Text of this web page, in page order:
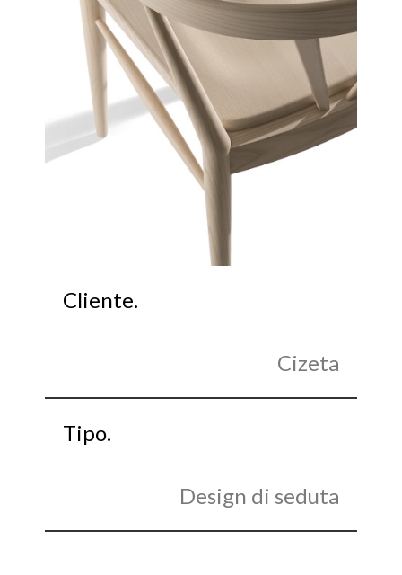
Cliente.
Cizeta
Tipo.
Design di seduta